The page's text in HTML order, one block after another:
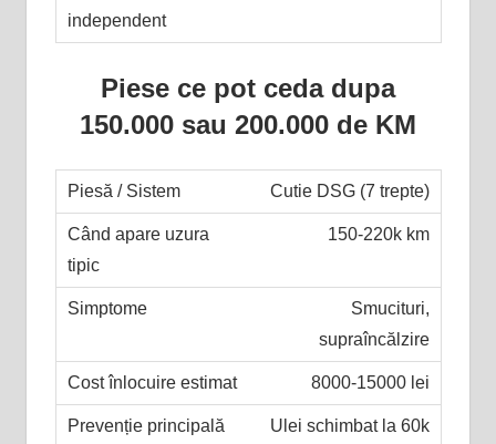
Piese ce pot ceda dupa
150.000 sau 200.000 de KM
Cutie DSG (7 trepte)
150-220k km
Smucituri,
supraîncălzire
8000-15000 lei
Ulei schimbat la 60k